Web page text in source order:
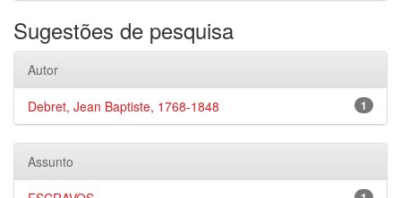
Sugestões de pesquisa
Autor
1
Debret, Jean Baptiste, 1768-1848
Assunto